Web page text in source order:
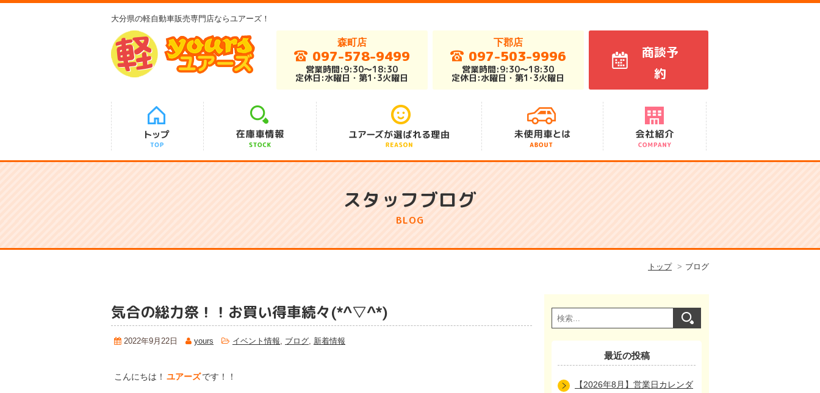
大分県の軽自動車販売専門店ならユアーズ！
森町店
097-578-9499
営業時間:9:30～18:30
定休日:水曜日・第1･3火曜日
下郡店
097-503-9996
営業時間:9:30～18:30
定休日:水曜日・第1･3火曜日
商談予
約
安さの秘密
総在庫車300台
アフターサポート 会社概要
沿革
代表あいさつ
アクセス
スタッフ紹介
スタッフブログ
BLOG
トップ ブログ
気合の総力祭！！お買い得車続々(*^▽^*)
2022年9月22日 yours イベント情報, ブログ, 新着情報
こんにちは！ ユアーズです！！
最近の投稿
【2026年8月】営業日カレンダ